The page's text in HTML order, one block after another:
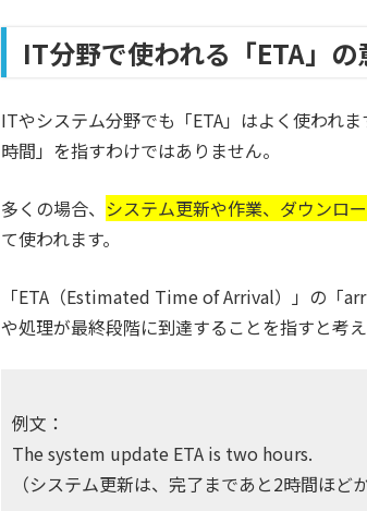
IT分野で使われる「ETA」の
ITやシステム分野でも「ETA」はよく使われ
時間」を指すわけではありません。
多くの場合、 システム更新や作業、ダウンロ
て使われます。
「ETA（Estimated Time of Arrival）」の「
や処理が最終段階に到達することを指すと考
例文：
The system update ETA is two hours.
（システム更新は、完了まであと2時間ほど